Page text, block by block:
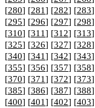
[280] [281] [282] [283
[295] [296] [297] [298
[310] [311] [312] [313
[325] [326] [327] [328
[340] [341] [342] [343
[355] [356] [357] [358
[370] [371] [372] [373
[385] [386] [387] [388
[400] [401] [402] [403